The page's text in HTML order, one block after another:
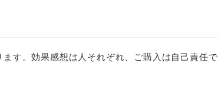
す。効果感想は人それぞれ、ご購入は自己責任で